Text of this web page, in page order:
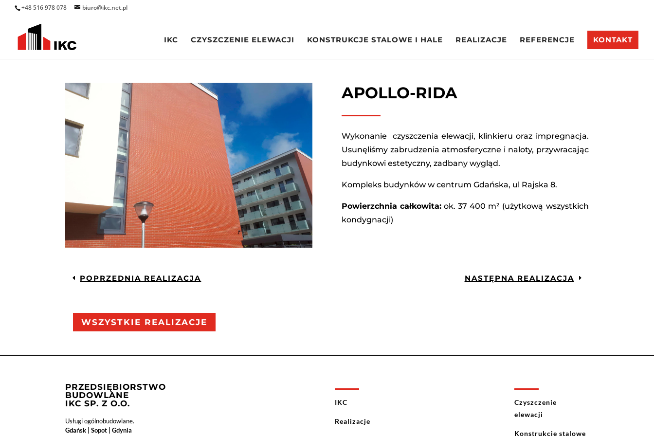
+48 516 978 078 biuro@ikc.net.pl
IKC CZYSZCZENIE ELEWACJI KONSTRUKCJE STALOWE I HALE REALIZACJE REFERENCJE KONTAKT
APOLLO-RIDA
Wykonanie czyszczenia elewacji, klinkieru oraz impregnacja.
Usunęliśmy zabrudzenia atmosferyczne i naloty, przywracając
budynkowi estetyczny, zadbany wygląd.
Kompleks budynków w centrum Gdańska, ul Rajska 8.
Powierzchnia całkowita:ok. 37 400 m² (użytkową wszystkich
kondygnacji)
POPRZEDNIA REALIZACJA NASTĘPNA REALIZACJA
WSZYSTKIE REALIZACJE
PRZEDSIĘBIORSTWO
BUDOWLANE
IKC SP. Z O.O.
Usługi ogólnobudowlane.
Gdańsk | Sopot | Gdynia
IKC
Realizacje
Czyszczenie
elewacji
Konstrukcje stalowe